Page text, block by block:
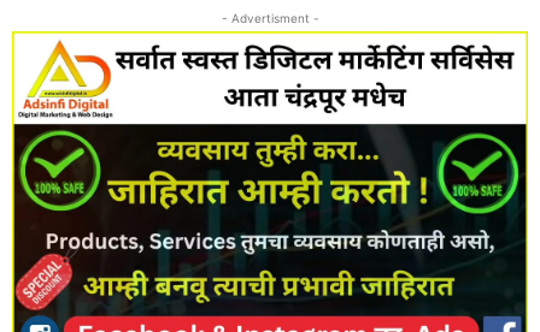
- Advertisment -